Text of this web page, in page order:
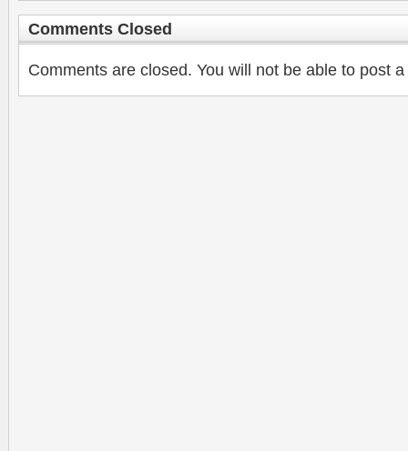
Comments Closed
Comments are closed. You will not be able to post